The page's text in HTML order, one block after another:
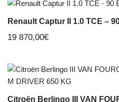
Renault Captur II 1.0 TCE –
19 870,00€
Citroën Berlingo III VAN